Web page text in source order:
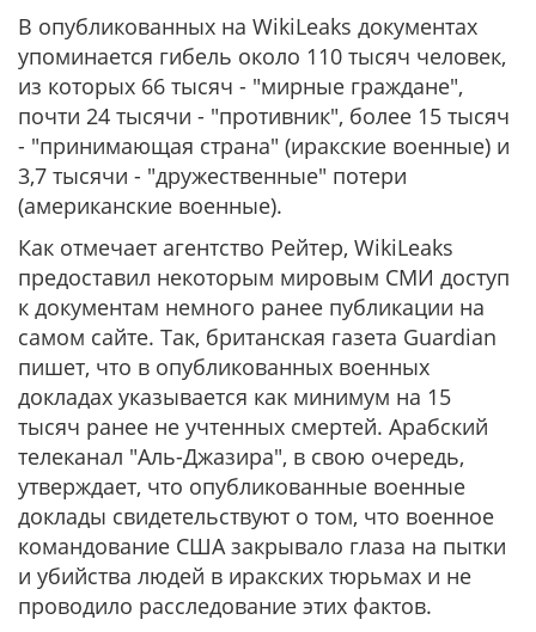
В опубликованных на WikiLeaks документах
упоминается гибель около 110 тысяч человек,
из которых 66 тысяч - "мирные граждане",
почти 24 тысячи - "противник", более 15 тысяч
- "принимающая страна" (иракские военные) и
3,7 тысячи - "дружественные" потери
(американские военные).
Как отмечает агентство Рейтер, WikiLeaks
предоставил некоторым мировым СМИ доступ
к документам немного ранее публикации на
самом сайте. Так, британская газета Guardian
пишет, что в опубликованных военных
докладах указывается как минимум на 15
тысяч ранее не учтенных смертей. Арабский
телеканал "Аль-Джазира", в свою очередь,
утверждает, что опубликованные военные
доклады свидетельствуют о том, что военное
командование США закрывало глаза на пытки
и убийства людей в иракских тюрьмах и не
проводило расследование этих фактов.